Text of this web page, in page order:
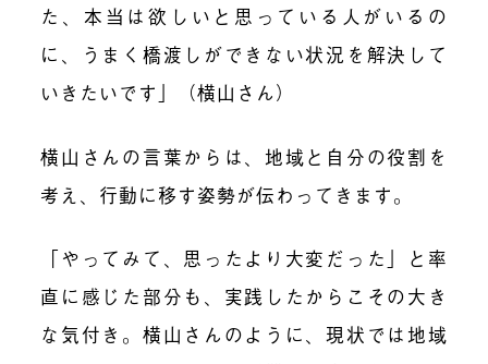
た、本当は欲しいと思っている人がいるの
に、うまく橋渡しができない状況を解決して
いきたいです」（横山さん）
横山さんの言葉からは、地域と自分の役割を
考え、行動に移す姿勢が伝わってきます。
「やってみて、思ったより大変だった」と率
直に感じた部分も、実践したからこその大き
な気付き。横山さんのように、現状では地域